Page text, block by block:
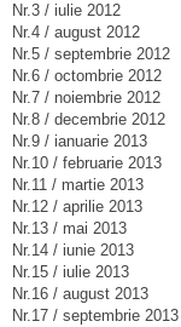
Nr.3 / iulie 2012
Nr.4 / august 2012
Nr.5 / septembrie 2012
Nr.6 / octombrie 2012
Nr.7 / noiembrie 2012
Nr.8 / decembrie 2012
Nr.9 / ianuarie 2013
Nr.10 / februarie 2013
Nr.11 / martie 2013
Nr.12 / aprilie 2013
Nr.13 / mai 2013
Nr.14 / iunie 2013
Nr.15 / iulie 2013
Nr.16 / august 2013
Nr.17 / septembrie 2013